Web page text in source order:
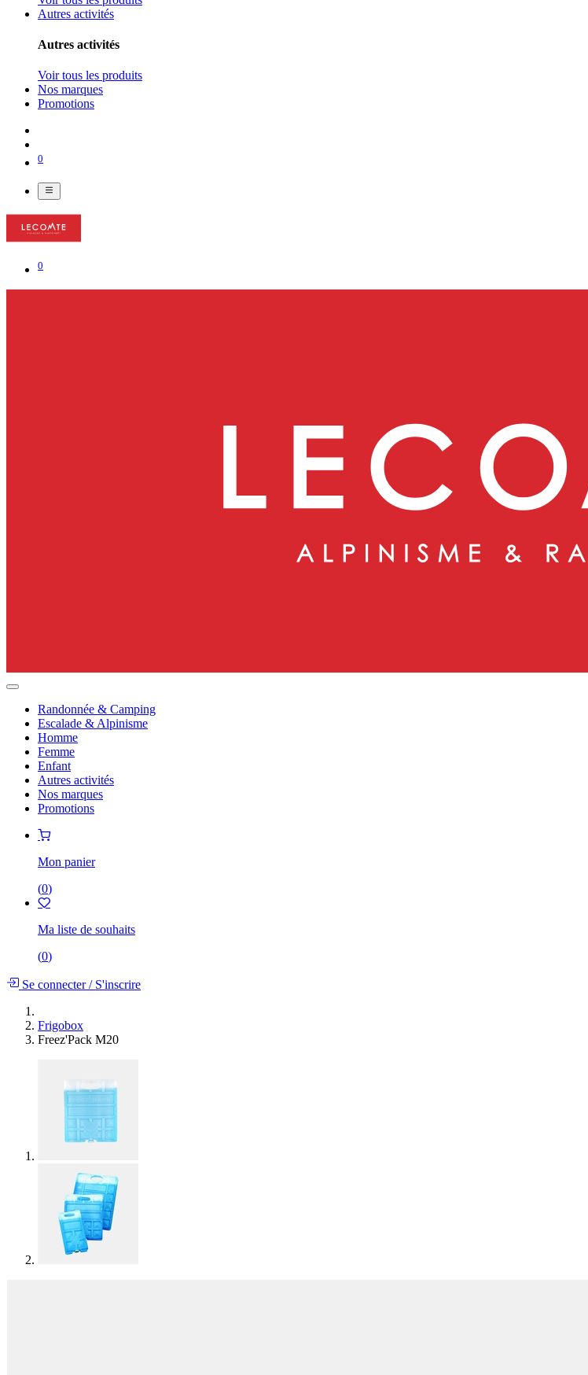
Autres activités
Autres activités
Voir tous les produits
Nos marques
Promotions
0
0
Randonnée & Camping
Escalade & Alpinisme
Homme
Femme
Enfant
Autres activités
Nos marques
Promotions
Mon panier
(0)
Ma liste de souhaits
(0)
Se connecter/S'inscrire
Frigobox
Freez'Pack M20